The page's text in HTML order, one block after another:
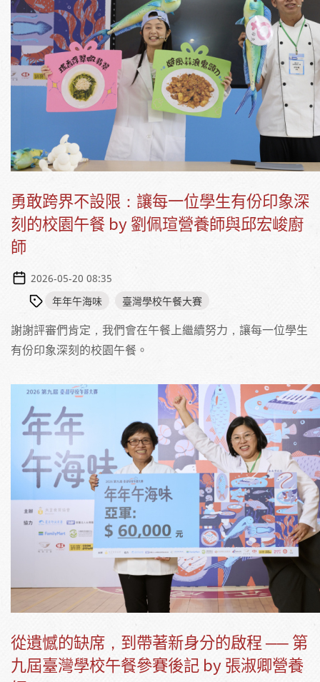
勇敢跨界不設限：讓每一位學生有份印象深
刻的校園午餐 by 劉佩瑄營養師與邱宏峻廚
師
2026-05-20 08:35
年年午海味 臺灣學校午餐大賽
謝謝評審們肯定，我們會在午餐上繼續努力，讓每一位學生
有份印象深刻的校園午餐。
從遺憾的缺席，到帶著新身分的啟程 ── 第
九屆臺灣學校午餐參賽後記 by 張淑卿營養